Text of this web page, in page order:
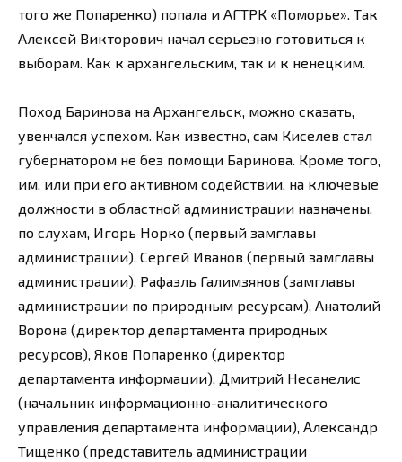
того же Попаренко) попала и АГТРК «Поморье». Так
Алексей Викторович начал серьезно готовиться к
выборам. Как к архангельским, так и к ненецким.
Поход Баринова на Архангельск, можно сказать,
увенчался успехом. Как известно, сам Киселев стал
губернатором не без помощи Баринова. Кроме того,
им, или при его активном содействии, на ключевые
должности в областной администрации назначены,
по слухам, Игорь Норко (первый замглавы
администрации), Сергей Иванов (первый замглавы
администрации), Рафаэль Галимзянов (замглавы
администрации по природным ресурсам), Анатолий
Ворона (директор департамента природных
ресурсов), Яков Попаренко (директор
департамента информации), Дмитрий Несанелис
(начальник информационно-аналитического
управления департамента информации), Александр
Тищенко (представитель администрации